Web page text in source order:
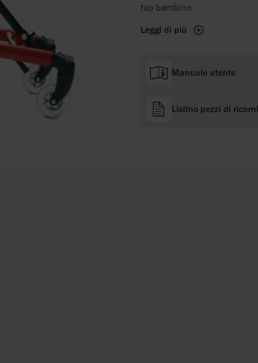
tuo bambino.
Leggi di più
Manuale utente
Listino pezzi di